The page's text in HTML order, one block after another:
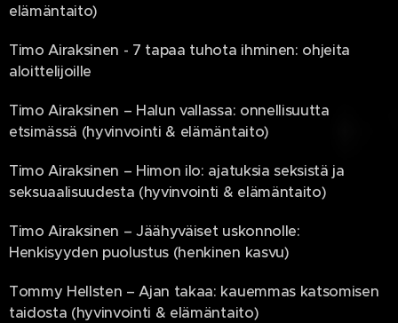
elämäntaito)
Timo Airaksinen - 7 tapaa tuhota ihminen: ohjeita
aloittelijoille
Timo Airaksinen – Halun vallassa: onnellisuutta
etsimässä (hyvinvointi & elämäntaito)
Timo Airaksinen – Himon ilo: ajatuksia seksistä ja
seksuaalisuudesta (hyvinvointi & elämäntaito)
Timo Airaksinen – Jäähyväiset uskonnolle:
Henkisyyden puolustus (henkinen kasvu)
Tommy Hellsten – Ajan takaa: kauemmas katsomisen
taidosta (hyvinvointi & elämäntaito)